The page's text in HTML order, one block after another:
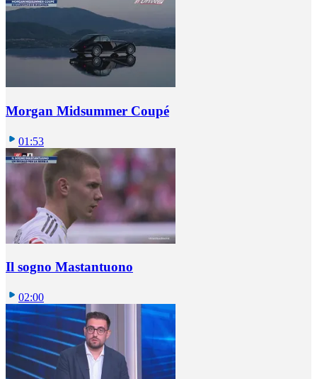
Morgan Midsummer Coupé
01:53
Il sogno Mastantuono
02:00